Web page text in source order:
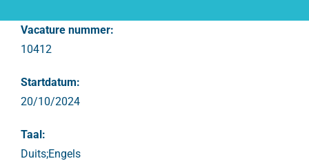
Vacature nummer:
10412
Startdatum:
20/10/2024
Taal:
Duits;Engels